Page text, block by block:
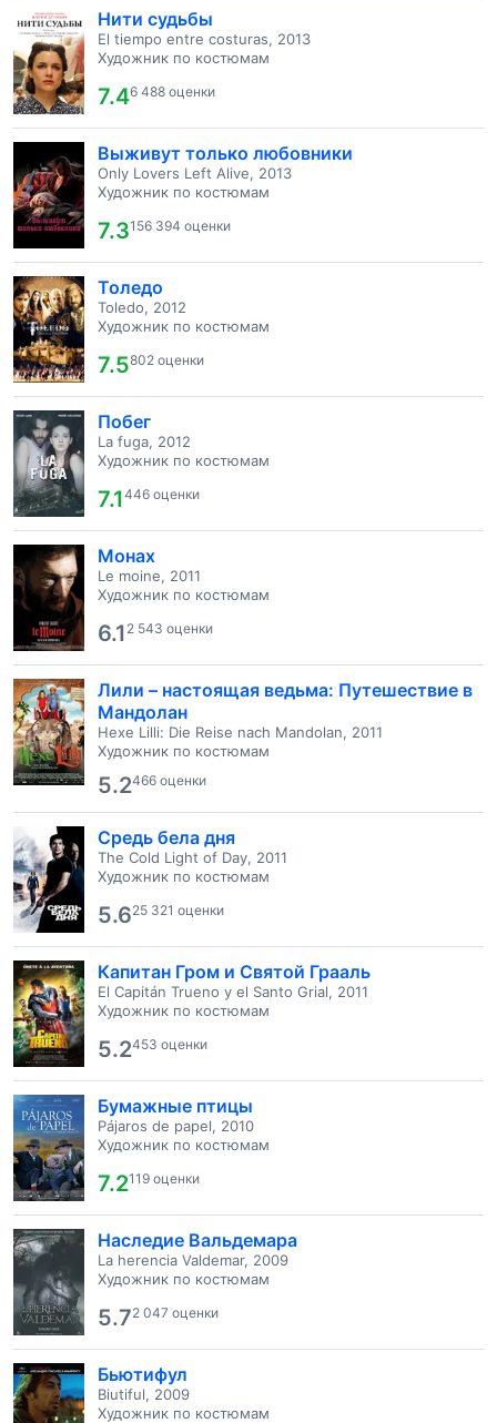
Нити судьбы
El tiempo entre costuras, 2013
Художник по костюмам
7.46 488 оценки
Выживут только любовники
Only Lovers Left Alive, 2013
Художник по костюмам
7.3156 394 оценки
Толедо
Toledo, 2012
Художник по костюмам
7.5802 оценки
Побег
La fuga, 2012
Художник по костюмам
7.1446 оценки
Монах
Le moine, 2011
Художник по костюмам
6.1 2 543 оценки
Лили – настоящая ведьма: Путешествие в
Мандолан
Hexe Lilli: Die Reise nach Mandolan, 2011
Художник по костюмам
5.2466 оценки
Средь бела дня
The Cold Light of Day, 2011
Художник по костюмам
5.625 321 оценки
Капитан Гром и Святой Грааль
El Capitán Trueno y el Santo Grial, 2011
Художник по костюмам
5.2453 оценки
Бумажные птицы
Pájaros de papel, 2010
Художник по костюмам
7.2119 оценки
Наследие Вальдемара
La herencia Valdemar, 2009
Художник по костюмам
5.72 047 оценки
Бьютифул
Biutiful, 2009
Художник по костюмам